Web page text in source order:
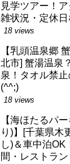
見学ツアー！
雑状況・定休
18 views
【乳頭温泉郷
北市] 蟹湯温泉
泉！タオル禁
(^^;)
18 views
【海ほたるパ
り)】[千葉県木
し)＆車中泊
間・レストラ